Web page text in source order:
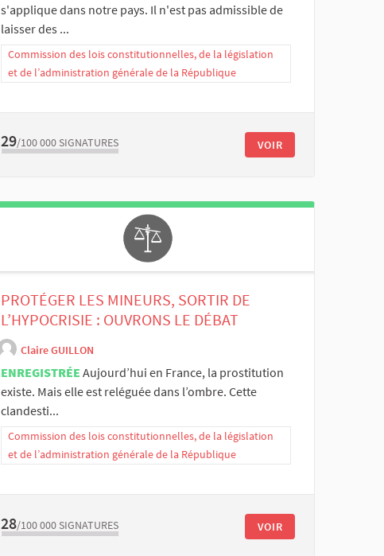
s'applique dans notre pays. Il n'est pas admissible de
laisser des ...
Commission des lois constitutionnelles, de la législation
et de l’administration générale de la République
29/100 000 SIGNATURES VOIR
PROTÉGER LES MINEURS, SORTIR DE
L’HYPOCRISIE : OUVRONS LE DÉBAT
Claire GUILLON
ENREGISTRÉE Aujourd’hui en France, la prostitution
existe. Mais elle est reléguée dans l’ombre. Cette
clandesti...
Commission des lois constitutionnelles, de la législation
et de l’administration générale de la République
28/100 000 SIGNATURES VOIR